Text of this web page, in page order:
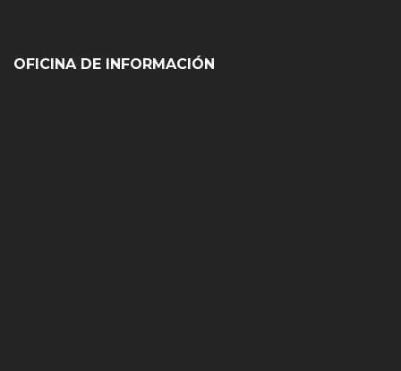
OFICINA DE INFORMACIÓN